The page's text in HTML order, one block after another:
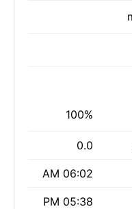
100%
0.0
06:02 AM
05:38 PM